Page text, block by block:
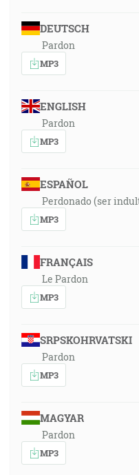
DEUTSCH
Pardon
MP3
ENGLISH
Pardon
MP3
ESPAÑOL
Perdonado (ser
MP3
FRANÇAIS
Le Pardon
MP3
SRPSKOHRVATSKI
Pardon
MP3
MAGYAR
Pardon
MP3